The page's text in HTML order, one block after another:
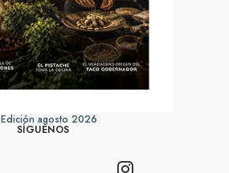
Edición agosto 2026
SÍGUENOS